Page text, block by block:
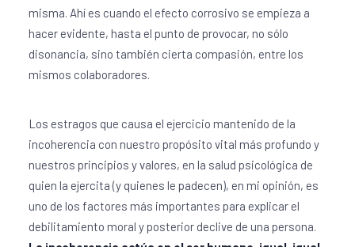
misma. Ahí es cuando el efecto corrosivo se empieza a
hacer evidente, hasta el punto de provocar, no sólo
disonancia, sino también cierta compasión, entre los
mismos colaboradores.
Los estragos que causa el ejercicio mantenido de la
incoherencia con nuestro propósito vital más profundo y
nuestros principios y valores, en la salud psicológica de
quien la ejercita (y quienes le padecen), en mi opinión, es
uno de los factores más importantes para explicar el
debilitamiento moral y posterior declive de una persona.